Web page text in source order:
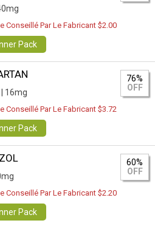
Conseillé Par Le Fabricant $2.00
Pack
16mg
76%
OFF
Conseillé Par Le Fabricant $3.72
Pack
60%
OFF
Conseillé Par Le Fabricant $2.20
Pack